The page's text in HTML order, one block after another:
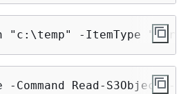
"c:\temp" -ItemType
Command Read-S3Object -